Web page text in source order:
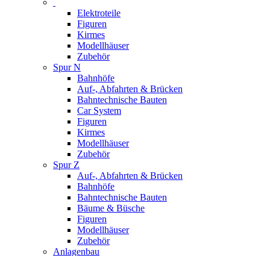
Elektroteile
Figuren
Kirmes
Modellhäuser
Zubehör
Spur N
Bahnhöfe
Auf-, Abfahrten & Brücken
Bahntechnische Bauten
Car System
Figuren
Kirmes
Modellhäuser
Zubehör
Spur Z
Auf-, Abfahrten & Brücken
Bahnhöfe
Bahntechnische Bauten
Bäume & Büsche
Figuren
Modellhäuser
Zubehör
Anlagenbau